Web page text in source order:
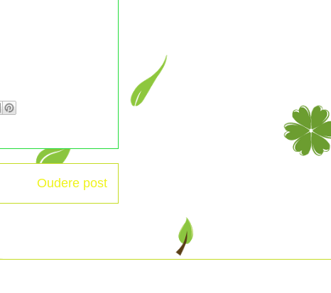
Oudere post